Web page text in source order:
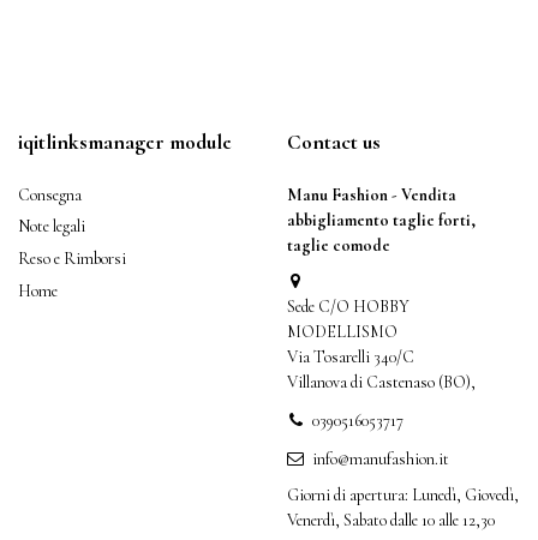
iqitlinksmanager module
Consegna
Note legali
Reso e Rimborsi
Home
Contact us
Manu Fashion - Vendita
abbigliamento taglie forti,
taglie comode
Sede C/O HOBBY
MODELLISMO
Via Tosarelli 340/C
Villanova di Castenaso (BO),
0390516053717
info@manufashion.it
Giorni di apertura: Lunedì, Giovedì,
Venerdì, Sabato dalle 10 alle 12,30